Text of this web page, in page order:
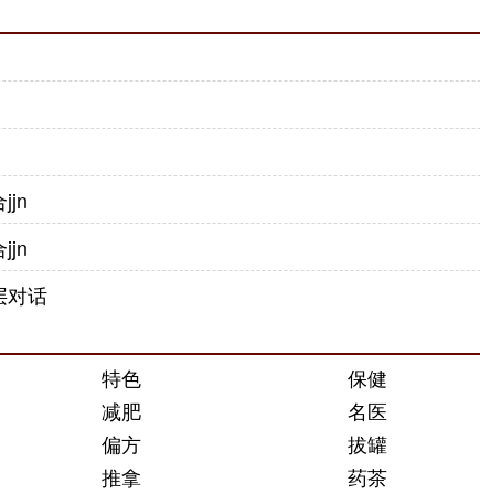
jjn
jjn
对话
特色 保健
减肥
名医
偏方
拔罐
推拿
药茶